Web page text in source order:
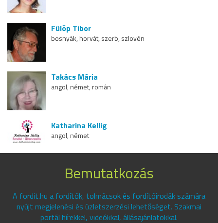
Fülöp Tibor
bosnyák, horvát, szerb, szlovén
Takács Mária
angol, német, román
Katharina Kellig
angol, német
Bemutatkozás
A fordit.hu a fordítók, tolmácsok és fordítóirodák számára
nyújt megjelenési és üzletszerzési lehetőséget. Szakmai
portál hírekkel, videókkal, állásajánlatokkal.